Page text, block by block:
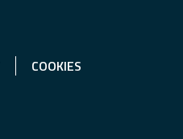
COOKIES